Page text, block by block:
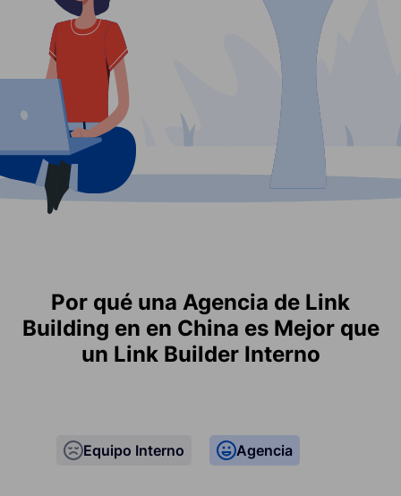
Por qué una Agencia de Link
Building en en China es Mejor que
un Link Builder Interno
Equipo Interno Agencia